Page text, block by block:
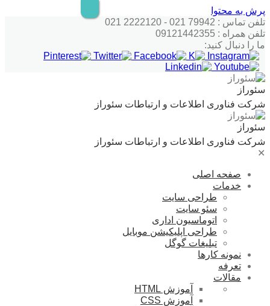
پرش به محتوا
تلفن تماس : 79942 021 - 2222120 021
تلفن همراه : 09121442355
ما را دنبال کنید:
سئوراز
شرکت فناوری اطلاعات و ارتباطات سئوراز
سئوراز
شرکت فناوری اطلاعات و ارتباطات سئوراز
✕
صفحه اصلی
خدمات
طراحی سایت
سئو سایت
اتوماسیون اداری
طراحی اپلیکیشن موبایل
تبلیغات گوگل
نمونه کارها
تعرفه
مقالات
آموزش HTML
آموزش CSS